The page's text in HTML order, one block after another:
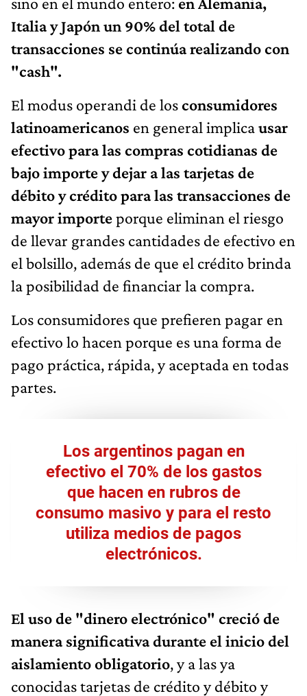
Italia y Japón un 90% del total de
transacciones se continúa realizando con
"cash".
El modus operandi de losconsumidores
latinoamericanos en general implicausar
efectivo para las compras cotidianas de
bajo importe y dejar a las tarjetas de
débito y crédito para las transacciones de
mayor importeporque eliminan el riesgo
de llevar grandes cantidades de efectivo en
el bolsillo, además de que el crédito brinda
la posibilidad de financiar la compra.
Los consumidores que prefieren pagar en
efectivo lo hacen porque es una forma de
pago práctica, rápida, y aceptada en todas
partes.
Los argentinos pagan en
efectivo el 70% de los gastos
que hacen en rubros de
consumo masivo y para el resto
utiliza medios de pagos
electrónicos.
El uso de "dinero electrónico" creció de
manera significativa durante el inicio del
aislamiento obligatorio, y a las ya
conocidas tarjetas de crédito y débito y